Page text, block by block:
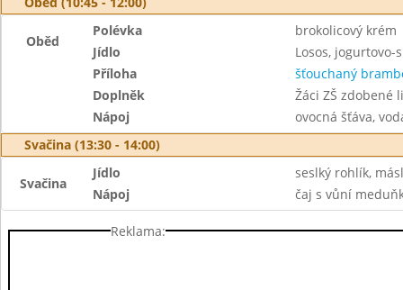
Oběd
Polévka
brokolicový krém
Jídlo
Losos,
Příloha
šťouchaný
Doplněk
Žáci ZŠ zdobené
Nápoj
ovocná šťáva,
Svačina (13:30 - 14:00)
Svačina
Jídlo
seslký rohlík,
Nápoj
čaj s vůní
Reklama: